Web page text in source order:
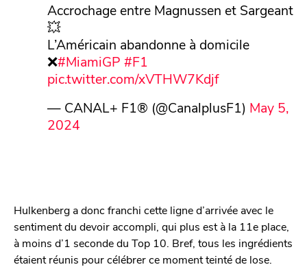
Accrochage entre Magnussen et Sargeant
💥
L’Américain abandonne à domicile
❌#MiamiGP #F1
pic.twitter.com/xVTHW7Kdjf
— CANAL+ F1® (@CanalplusF1) May 5,
2024
Hulkenberg a donc franchi cette ligne d’arrivée avec le
sentiment du devoir accompli, qui plus est à la 11e place,
à moins d’1 seconde du Top 10. Bref, tous les ingrédients
étaient réunis pour célébrer ce moment teinté de lose.